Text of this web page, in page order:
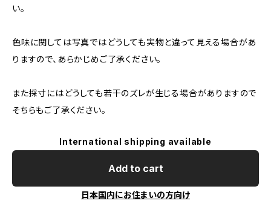
い。
色味に関しては写真ではどうしても実物と違って見える場合があ
りますので、あらかじめご了承ください。
また採寸にはどうしても若干のズレが生じる場合がありますので
そちらもご了承ください。
International shipping available
Add to cart
日本国内にお住まいの方向け